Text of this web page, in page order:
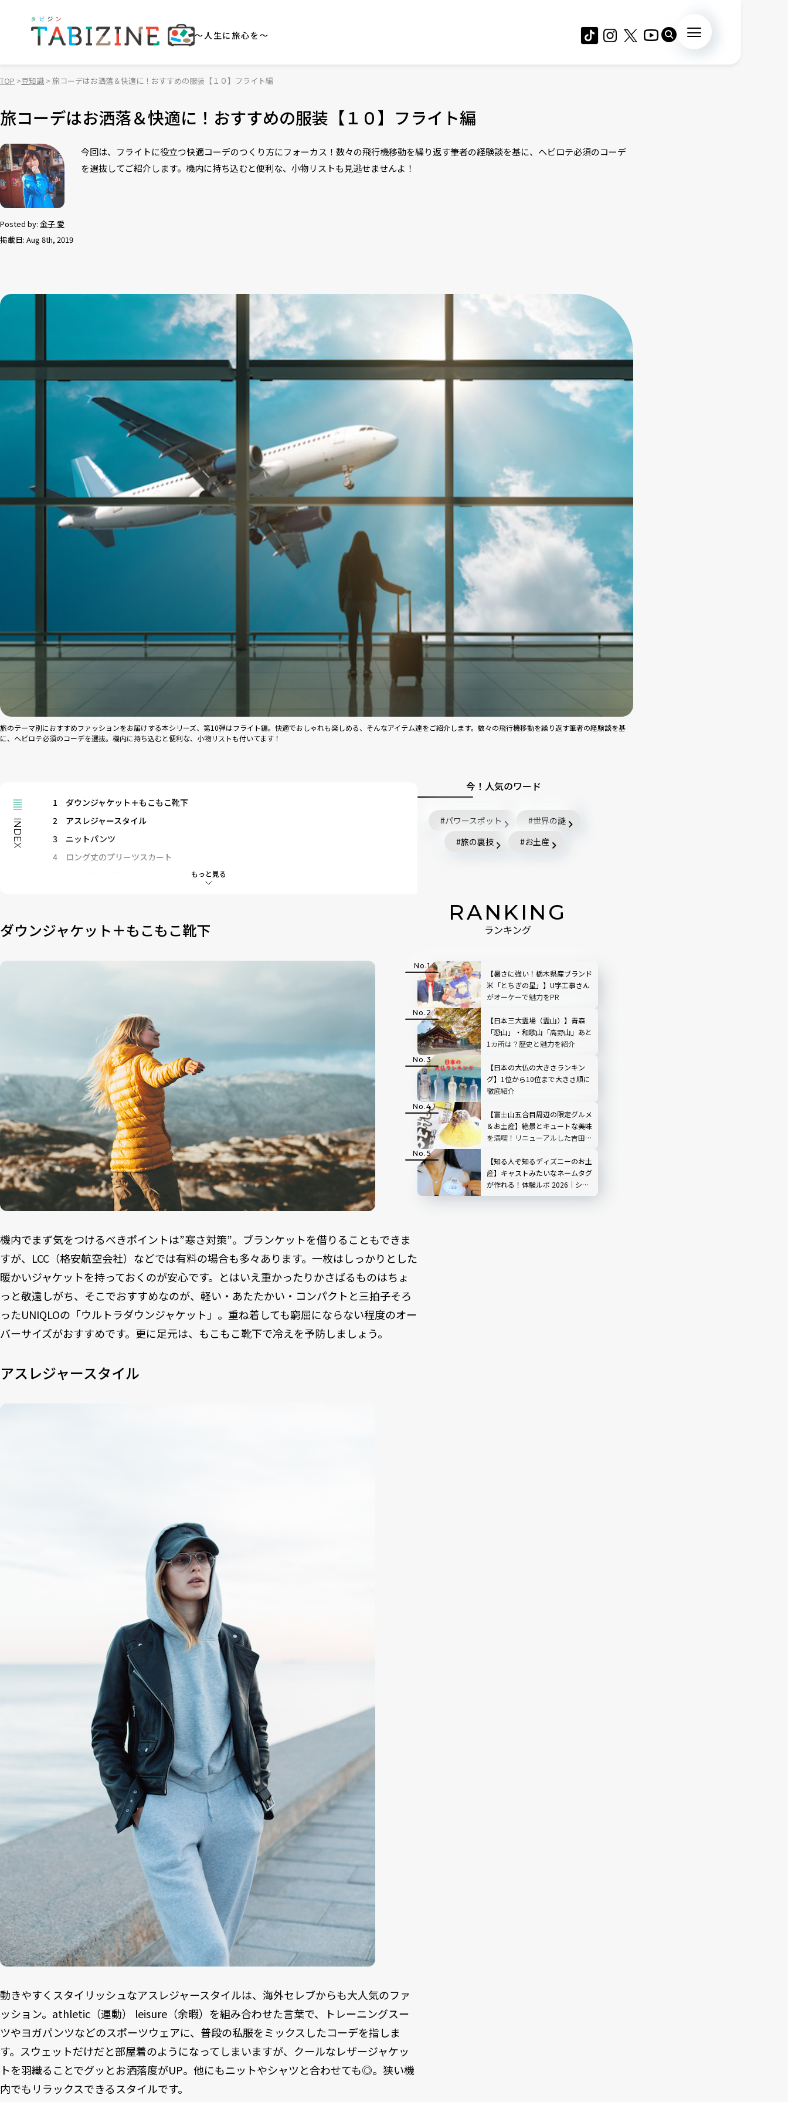
～人生に旅心を～
TOP 豆知識 旅コーデはお洒落＆快適に！おすすめの服装【１０】フライト編
旅コーデはお洒落＆快適に！おすすめの服装【１０】フライト編
Posted by: 金子 愛
掲載日: Aug 8th, 2019
今回は、フライトに役立つ快適コーデのつくり方にフォーカス！数々の飛行機移動を繰り返す筆者の経験談を基に、ヘビロテ必須のコーデ
を選抜してご紹介します。機内に持ち込むと便利な、小物リストも見逃せませんよ！
旅のテーマ別におすすめファッションをお届けする本シリーズ、第10弾はフライト編。快適でおしゃれも楽しめる、そんなアイテム達をご紹介します。数々の飛行機移動を繰り返す筆者の経験談を基
に、ヘビロテ必須のコーデを選抜。機内に持ち込むと便利な、小物リストも付いてます！
もっと見る
INDEX
1
ダウンジャケット＋もこもこ靴下
2
アスレジャースタイル
3
ニットパンツ
4
ロング丈のプリーツスカート
ダウンジャケット＋もこもこ靴下
機内でまず気をつけるべきポイントは”寒さ対策”。ブランケットを借りることもできま
すが、LCC（格安航空会社）などでは有料の場合も多々あります。一枚はしっかりとした
暖かいジャケットを持っておくのが安心です。とはいえ重かったりかさばるものはちょ
っと敬遠しがち、そこでおすすめなのが、軽い・あたたかい・コンパクトと三拍子そろ
ったUNIQLOの「ウルトラダウンジャケット」。重ね着しても窮屈にならない程度のオー
バーサイズがおすすめです。更に足元は、もこもこ靴下で冷えを予防しましょう。
アスレジャースタイル
動きやすくスタイリッシュなアスレジャースタイルは、海外セレブからも大人気のファ
ッション。athletic（運動） leisure（余暇）を組み合わせた言葉で、トレーニングスー
ツやヨガパンツなどのスポーツウェアに、普段の私服をミックスしたコーデを指しま
す。スウェットだけだと部屋着のようになってしまいますが、クールなレザージャケッ
トを羽織ることでグッとお洒落度がUP。他にもニットやシャツと合わせても◎。狭い機
内でもリラックスできるスタイルです。
今！人気のワード
パワースポット
世界の謎
旅の裏技
お土産
RANKING
ランキング
【暑さに強い！栃木県産ブランド
米「とちぎの星」】U字工事さん
がオーケーで魅力をPR
【日本三大霊場（霊山）】青森
「恐山」・和歌山「高野山」あと
1カ所は？歴史と魅力を紹介
【日本の大仏の大きさランキン
グ】1位から10位まで大きさ順に
徹底紹介
【富士山五合目周辺の限定グルメ
＆お土産】絶景とキュートな美味
を満喫！リニューアルした吉田ル
た！
【知る人ぞ知るディズニーのお土
産】キャストみたいなネームタグ
が作れる！体験ルポ 2026｜シ
ー・ランド3店舗で販売中